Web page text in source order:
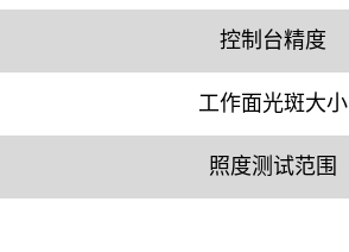
控制台精度
工作面光斑大小
照度测试范围